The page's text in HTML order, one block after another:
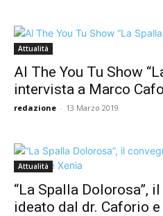
Attualità
Al The You Tu Show
intervista a Marco
redazione - 13 Marzo 2019
Attualità
“La Spalla Dolorosa”,
ideato dal dr. Caforio